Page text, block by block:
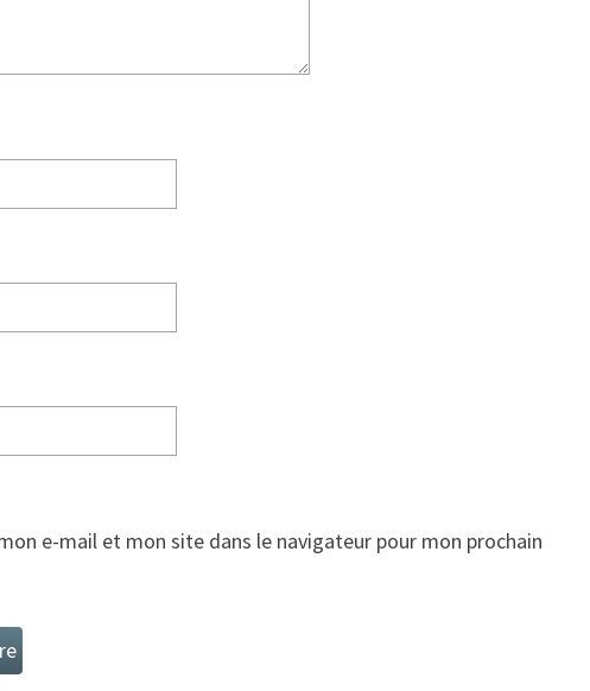
e-mail et mon site dans le navigateur pour mon prochain